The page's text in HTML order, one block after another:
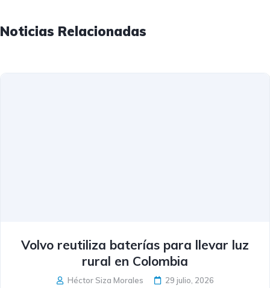
Noticias Relacionadas
Volvo reutiliza baterías para llevar luz
rural en Colombia
Héctor Siza Morales 29 julio, 2026